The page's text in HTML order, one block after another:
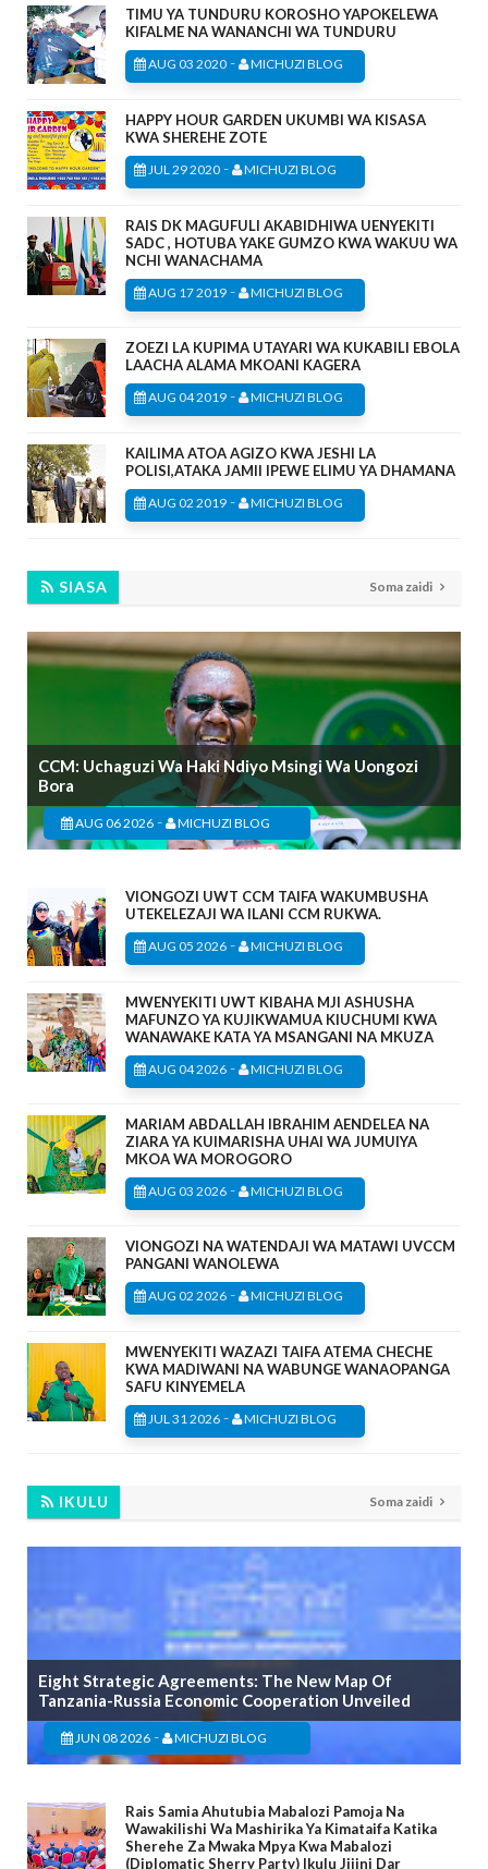
TIMU YA TUNDURU KOROSHO YAPOKELEWA
KIFALME NA WANANCHI WA TUNDURU
AUG 03 2020 - MICHUZI BLOG
HAPPY HOUR GARDEN UKUMBI WA KISASA
KWA SHEREHE ZOTE
JUL 29 2020 - MICHUZI BLOG
RAIS DK MAGUFULI AKABIDHIWA UENYEKITI
SADC , HOTUBA YAKE GUMZO KWA WAKUU WA
NCHI WANACHAMA
AUG 17 2019 - MICHUZI BLOG
ZOEZI LA KUPIMA UTAYARI WA KUKABILI EBOLA
LAACHA ALAMA MKOANI KAGERA
AUG 04 2019 - MICHUZI BLOG
KAILIMA ATOA AGIZO KWA JESHI LA
POLISI,ATAKA JAMII IPEWE ELIMU YA DHAMANA
AUG 02 2019 - MICHUZI BLOG
SIASA Soma zaidi
CCM: Uchaguzi Wa Haki Ndiyo Msingi Wa Uongozi
Bora
AUG 06 2026 - MICHUZI BLOG
VIONGOZI UWT CCM TAIFA WAKUMBUSHA
UTEKELEZAJI WA ILANI CCM RUKWA.
AUG 05 2026 - MICHUZI BLOG
MWENYEKITI UWT KIBAHA MJI ASHUSHA
MAFUNZO YA KUJIKWAMUA KIUCHUMI KWA
WANAWAKE KATA YA MSANGANI NA MKUZA
AUG 04 2026 - MICHUZI BLOG
MARIAM ABDALLAH IBRAHIM AENDELEA NA
ZIARA YA KUIMARISHA UHAI WA JUMUIYA
MKOA WA MOROGORO
AUG 03 2026 - MICHUZI BLOG
VIONGOZI NA WATENDAJI WA MATAWI UVCCM
PANGANI WANOLEWA
AUG 02 2026 - MICHUZI BLOG
MWENYEKITI WAZAZI TAIFA ATEMA CHECHE
KWA MADIWANI NA WABUNGE WANAOPANGA
SAFU KINYEMELA
JUL 31 2026 - MICHUZI BLOG
IKULU Soma zaidi
Eight Strategic Agreements: The New Map Of
Tanzania-Russia Economic Cooperation Unveiled
JUN 08 2026 - MICHUZI BLOG
Rais Samia Ahutubia Mabalozi Pamoja Na
Wawakilishi Wa Mashirika Ya Kimataifa Katika
Sherehe Za Mwaka Mpya Kwa Mabalozi
(Diplomatic Sherry Party) Ikulu Jijini Dar